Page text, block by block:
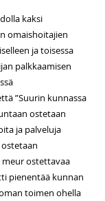
kaksi
omaishoitajien
ja toisessa
palkkaamisen
”Suurin kunnassa
ostetaan
ja palveluja
meur ostettavaa
pienentää kunnan
toimen ohella